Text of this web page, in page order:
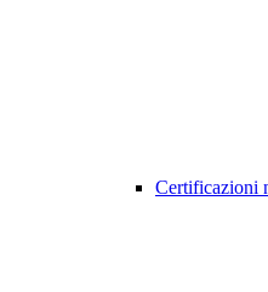
Certificazioni